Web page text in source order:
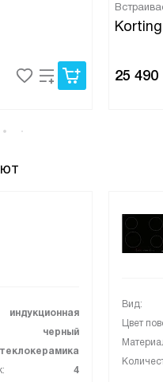
25 490
индукционная
черный
4
Вид:
Цвет